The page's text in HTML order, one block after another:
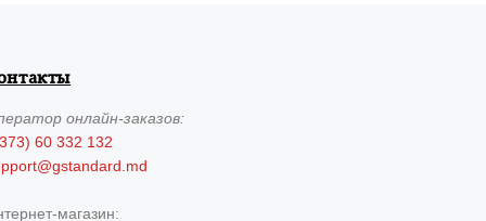
онлайн-заказов:
60 332 132
магазин: